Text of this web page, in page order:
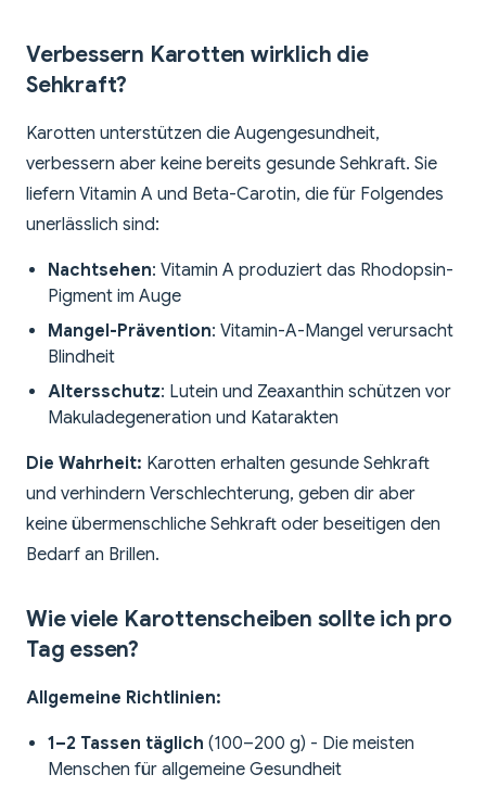
Verbessern Karotten wirklich die
Sehkraft?
Karotten unterstützen die Augengesundheit,
verbessern aber keine bereits gesunde Sehkraft. Sie
liefern Vitamin A und Beta-Carotin, die für Folgendes
unerlässlich sind:
Nachtsehen: Vitamin A produziert das Rhodopsin-
Pigment im Auge
Mangel-Prävention: Vitamin-A-Mangel verursacht
Blindheit
Altersschutz: Lutein und Zeaxanthin schützen vor
Makuladegeneration und Katarakten
Die Wahrheit: Karotten erhalten gesunde Sehkraft
und verhindern Verschlechterung, geben dir aber
keine übermenschliche Sehkraft oder beseitigen den
Bedarf an Brillen.
Wie viele Karottenscheiben sollte ich pro
Tag essen?
Allgemeine Richtlinien:
1–2 Tassen täglich (100–200 g) - Die meisten
Menschen für allgemeine Gesundheit